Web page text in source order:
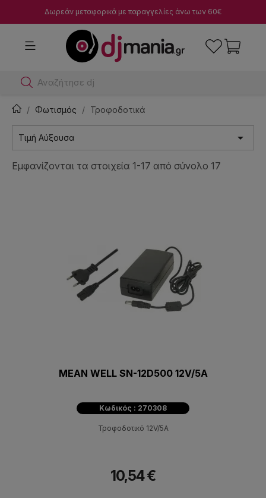
Δωρεάν μεταφορικά με παραγγελίες άνω των 60€
Αναζήτησε dj μίκτες
Φωτισμός Τροφοδοτικά
Τιμή Αύξουσα 
Εμφανίζονται τα στοιχεία 1-17 από σύνολο 17
MEAN WELL SN-12D500 12V/5A
Κωδικός : 270308
Τροφοδοτικό 12V/5A
10,54 €